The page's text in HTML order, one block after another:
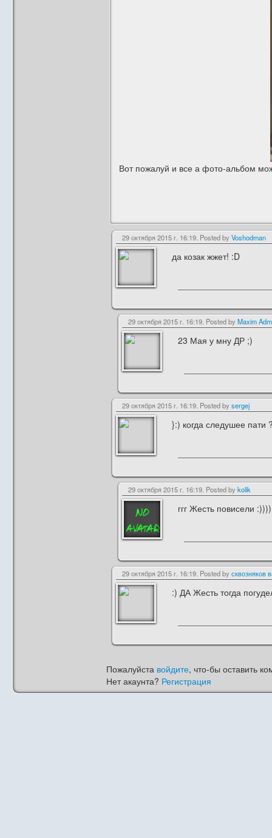
Вот пожалуй и все а фото-альбом
29 октября 2015 г. 16:19. Posted by Voshodman
да козак жжет! :D
29 октября 2015 г. 16:19. Posted by Maxim
23 Мая у мну ДР ;)
29 октября 2015 г. 16:19. Posted by sergej
}:) когда следушее пати
29 октября 2015 г. 16:19. Posted by kolik
ггг Жесть повисели :))))
29 октября 2015 г. 16:19. Posted by сквозняков
:) ДА Жесть тогда
Пожалуйста войдите, что-бы оставить
Нет акаунта? Регистрация